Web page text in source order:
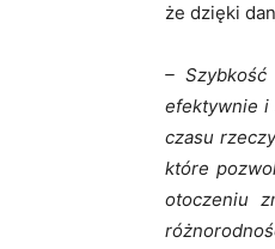
że dzięki
–
efektywnie i
czasu
które
otoczeniu